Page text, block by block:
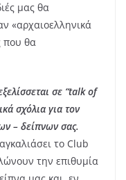
μας θα
«αρχαιοελληνικά
που θα
σε “talk of
σχόλια για τον
– δείπνων σας.
το Club
την επιθυμία